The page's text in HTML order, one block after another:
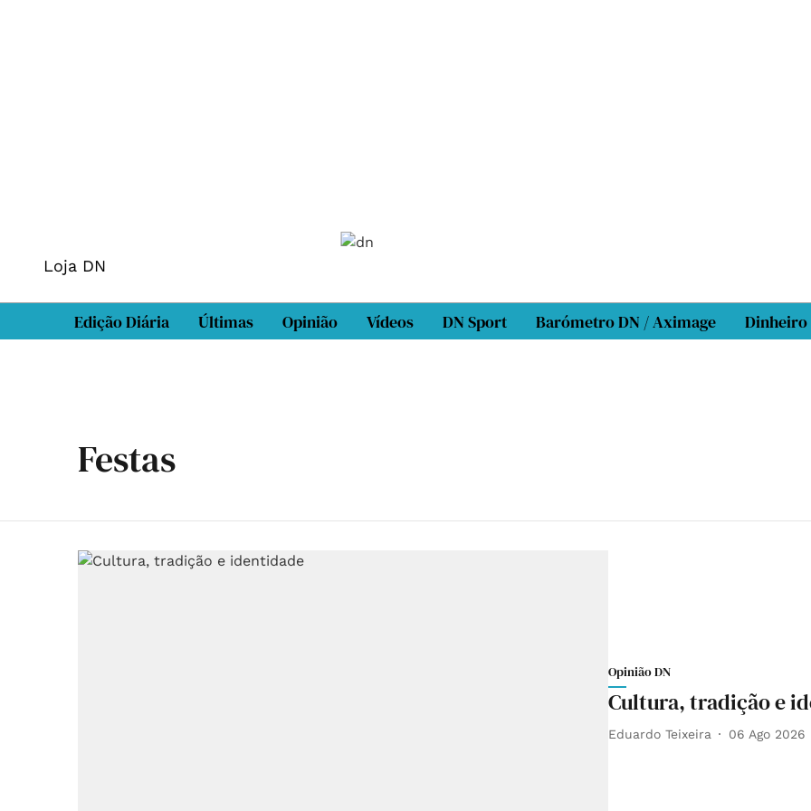
Loja DN
Edição Diária Últimas Opinião Vídeos DN Sport Barómetro DN / Aximage Dinheiro
Festas
Opinião DN
Cultura, tradição e
Eduardo Teixeira 06 Ago 2026